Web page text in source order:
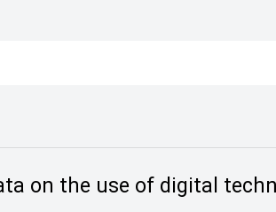
on the use of digital